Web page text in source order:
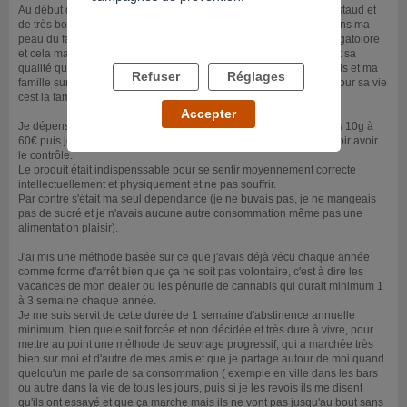
Au début de l'arrêt j'étais à minimum 10/15 joints de weed très costaud et
de très bonne qualité (si on peut dire cela ici) et j'étais très mal dans ma
peau du fait de la dépendance qui rendait ma consommation obligatoiore
et cela malgrès le coût financier et les repercussions sur ma vie et sa
qualité qui était vraiment médiocre ainsi quel le rapport à mes amis et ma
famille surtout. car les amis s'est une option mais le vrai soutien pour sa vie
cest la famille, la famille est plus fort que tout pour un être vivant.
Je dépensais environ 400€ de cannabis par mois en 2006 soit les 10g à
60€ puis je devais en racheter environ tous les 4 jours sans pouvoir avoir
le contrôle.
Le produit était indispenssable pour se sentir moyennement correcte
intellectuellement et physiquement et ne pas souffrir.
Par contre s'était ma seul dépendance (je ne buvais pas, je ne mangeais
pas de sucré et je n'avais aucune autre consommation même pas une
alimentation plaisir).
J'ai mis une méthode basée sur ce que j'avais déjà vécu chaque année
comme forme d'arrêt bien que ça ne soit pas volontaire, c'est à dire les
vacances de mon dealer ou les pénurie de cannabis qui durait minimum 1
à 3 semaine chaque année.
Je me suis servit de cette durée de 1 semaine d'abstinence annuelle
minimum, bien quele soit forcée et non décidée et très dure à vivre, pour
mettre au point une méthode de seuvrage progressif, qui a marchée très
bien sur moi et d'autre de mes amis et que je partage autour de moi quand
quelqu'un me parle de sa consommation ( exemple en ville dans les bars
ou autre dans la vie de tous les jours, puis si je les revois ils me disent
qu'ils ont essayé et que ça marche mais ils ne vont pas jusqu'au bout sans
Refuser Réglages
Accepter